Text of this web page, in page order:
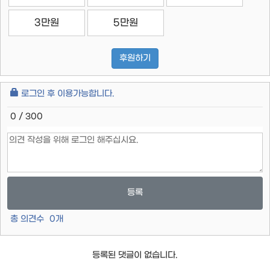
3만원 5만원
후원하기
로그인 후 이용가능합니다.
0 / 300
등록
총 의견수 0개
등록된 댓글이 없습니다.